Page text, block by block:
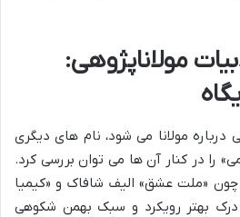
مولاناپژوهی:
درباره مولانا می شود، نام های دیگری
را در کنار آن ها می توان بررسی کرد.
چون «ملت عشق» الیف شافاک و «کیمیا
بهتر رویکرد و سبک بهمن شکوهی